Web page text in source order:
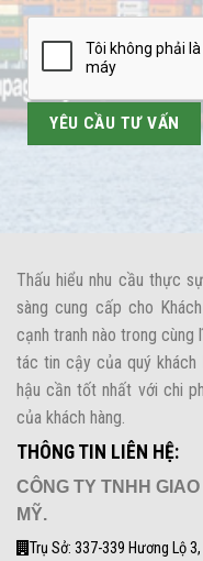
Thấu hiểu nhu cầu thực
sàng cung cấp cho
cạnh tranh nào trong cùng
tác tin cậy của quý khách
hậu cần tốt nhất với chi
của khách hàng.
THÔNG TIN LIÊN HỆ:
CÔNG TY TNHH
MỸ.
Trụ Sở: 337-339 Hương Lộ